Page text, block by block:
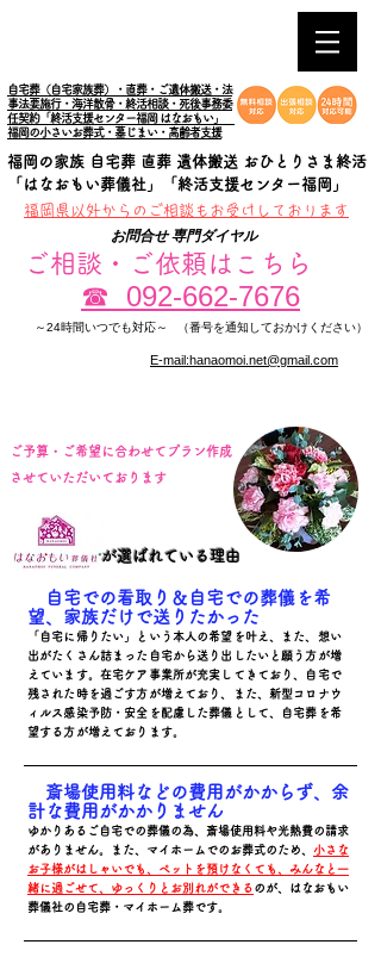
自宅葬（自宅家族葬）・直葬・ご遺体搬送・法
事法要施行・海洋散骨・終活相談・死後事務委
任契約「終活支援センター福岡 はなおもい」
福岡の小さいお葬式・墓じまい・高齢者支援
福岡の家族 自宅葬 直葬 遺体搬送 おひとりさま終活
「はなおもい葬儀社」「終活支援センター福岡」
​福岡県以外からのご相談もお受けしております
お問合せ 専門ダイヤル
ご相談・ご依頼はこちら
☎ 092-662-7676
～24時間いつでも対応～ （番号を通知しておかけください）
E-mail:hanaomoi.net@gmail.com
が選ばれている理由
​ご予算・ご希望に合わせてプラン作成
させていただいております
自宅での看取り＆自宅での葬儀を希
望、家族だけで送りたかった
「自宅に帰りたい」という本人の希望を叶え、また、想い
出がたくさん詰まった自宅から送り出したいと願う方が増
えています。在宅ケア事業所が充実してきており、自宅で
残された時を過ごす方が増えており、また、新型コロナウ
ィルス感染予防・安全を配慮した葬儀として、自宅葬を希
望する方が増えております。
斎場使用料などの費用がかからず、余
計な費用がかかりません
ゆかりあるご自宅での葬儀の為、斎場使用料や光熱費の請求
がありません。また、マイホームでのお葬式のため、 小さな
お子様がはしゃいでも、ペットを預けなくても、みんなと一
緒に過ごせて、ゆっくりとお別れができる のが、はなおもい
葬儀社の自宅葬・マイホーム葬です。